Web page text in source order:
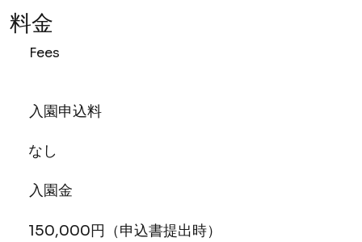
料金
Fees
なし
入園申込料
150,000円（申込書提出時）
入園金